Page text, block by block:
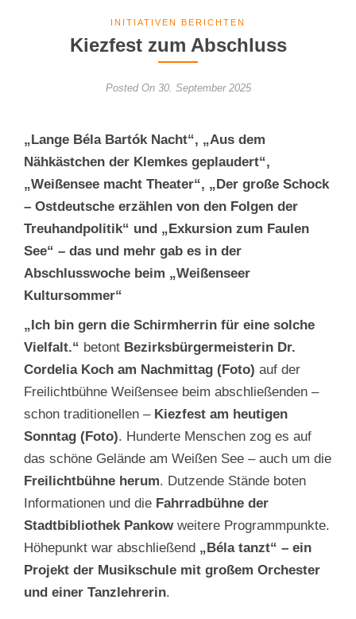
INITIATIVEN BERICHTEN
Kiezfest zum Abschluss
Posted On 30. September 2025
„Lange Béla Bartók Nacht“, „Aus dem
Nähkästchen der Klemkes geplaudert“,
„Weißensee macht Theater“, „Der große Schock
– Ostdeutsche erzählen von den Folgen der
Treuhandpolitik“ und „Exkursion zum Faulen
See“ – das und mehr gab es in der
Abschlusswoche beim „Weißenseer
Kultursommer“
„Ich bin gern die Schirmherrin für eine solche
Vielfalt.“ betont Bezirksbürgermeisterin Dr.
Cordelia Koch am Nachmittag (Foto) auf der
Freilichtbühne Weißensee beim abschließenden –
schon traditionellen – Kiezfest am heutigen
Sonntag (Foto). Hunderte Menschen zog es auf
das schöne Gelände am Weißen See – auch um die
Freilichtbühne herum. Dutzende Stände boten
Informationen und die Fahrradbühne der
Stadtbibliothek Pankow weitere Programmpunkte.
Höhepunkt war abschließend „Béla tanzt“ – ein
Projekt der Musikschule mit großem Orchester
und einer Tanzlehrerin.